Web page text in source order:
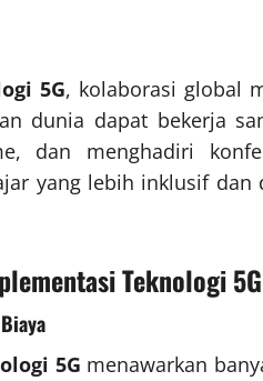
5G, kolaborasi global
dunia dapat bekerja
dan menghadiri
yang lebih inklusif
Teknologi 5G
5G menawarkan